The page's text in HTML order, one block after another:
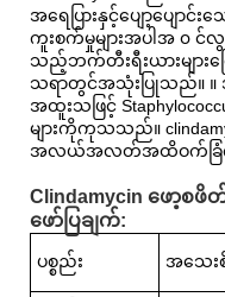
အရေပြားနှင့်ပျော့ပျောင်
ကူးစက်မှုများအပါအ ၀
သည့်ဘက်တီးရီးယားများက
သရာတွင်အသုံးပြုသည်။ ။
အထူးသဖြင့်
များကိုကုသသည်။
အလယ်အလတ်အထိဝက်ခြံ
Clindamycin ဖော့စဖိ
ဖော်ပြချက်:
ပစ္စည်း အသေး